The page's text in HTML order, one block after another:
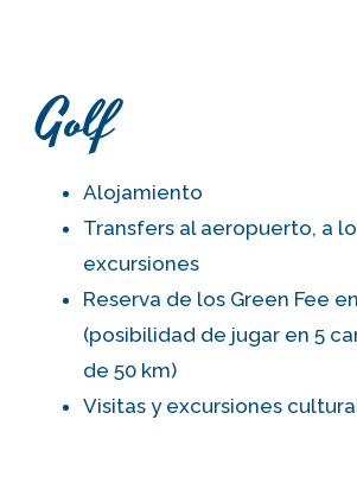
Golf
Alojamiento
Transfers al aeropuerto, a
excursiones
Reserva de los Green Fee
(posibilidad de jugar en 5
de 50 km)
Visitas y excursiones